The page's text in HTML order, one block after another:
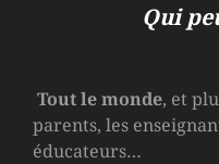
Qui
Tout le monde, et
parents, les
éducateurs…